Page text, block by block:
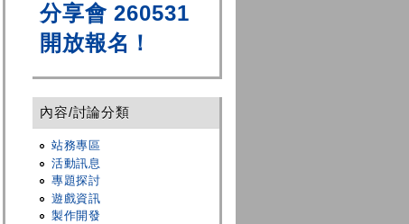
分享會 260531
開放報名！
內容/討論分類
站務專區
活動訊息
專題探討
遊戲資訊
製作開發